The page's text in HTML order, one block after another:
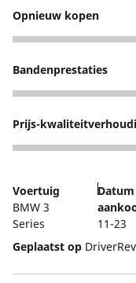
Opnieuw kopen
5
Bandenprestaties
3
Prijs-
4
Voertuig
BMW 3
Series
11-23
Geplaatst op